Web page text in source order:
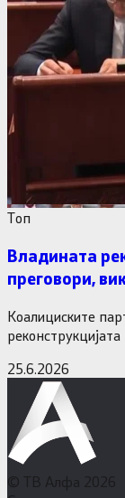
Tоп
Владината
преговори,
Коалициските
25.6.2026
© ТВ Алфа 2026